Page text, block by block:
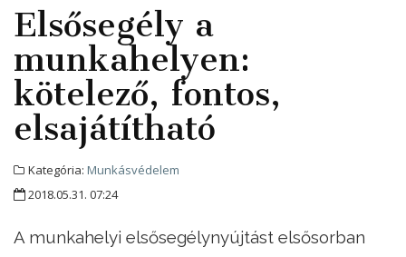
Elsősegély a
munkahelyen:
kötelező, fontos,
elsajátítható
Kategória: Munkásvédelem
2018.05.31. 07:24
A munkahelyi elsősegélynyújtást elsősorban